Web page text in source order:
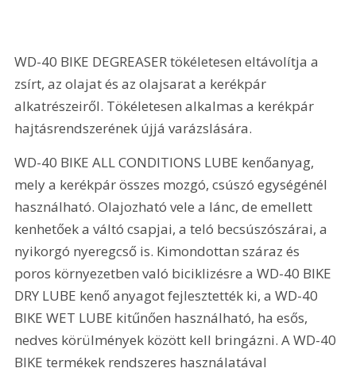
WD-40 BIKE DEGREASER tökéletesen eltávolítja a
zsírt, az olajat és az olajsarat a kerékpár
alkatrészeiről. Tökéletesen alkalmas a kerékpár
hajtásrendszerének újjá varázslására.
WD-40 BIKE ALL CONDITIONS LUBE kenőanyag,
mely a kerékpár összes mozgó, csúszó egységénél
használható. Olajozható vele a lánc, de emellett
kenhetőek a váltó csapjai, a teló becsúszószárai, a
nyikorgó nyeregcső is. Kimondottan száraz és
poros környezetben való biciklizésre a WD-40 BIKE
DRY LUBE kenő anyagot fejlesztették ki, a WD-40
BIKE WET LUBE kitűnően használható, ha esős,
nedves körülmények között kell bringázni. A WD-40
BIKE termékek rendszeres használatával